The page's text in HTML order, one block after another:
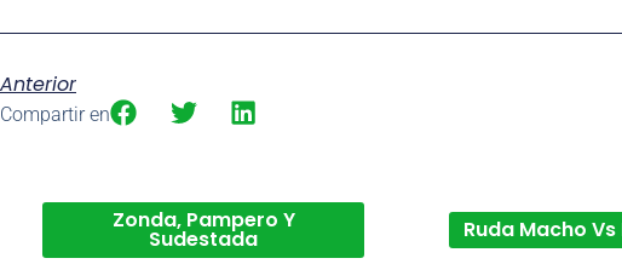
Anterior
Compartir en
Zonda, Pampero Y
Sudestada Ruda Macho